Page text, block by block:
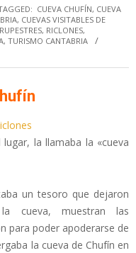
CUEVA CHUFÍN, CUEVA
, CUEVAS VISITABLES DE
, RICLONES,
, TURISMO CANTABRIA
la llamaba la «cueva
un tesoro que dejaron
cueva, muestran las
para poder apoderarse de
la cueva de Chufín en